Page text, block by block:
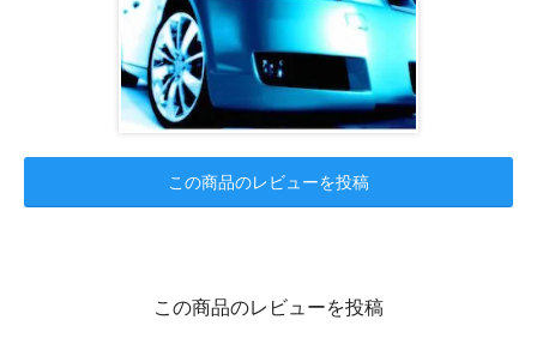
この商品のレビューを投稿
この商品のレビューを投稿